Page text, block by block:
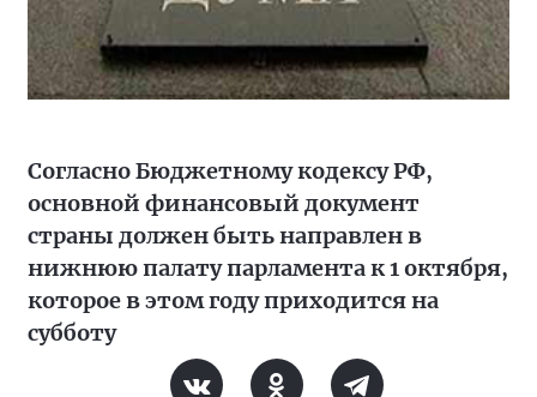
Согласно Бюджетному кодексу РФ,
основной финансовый документ
страны должен быть направлен в
нижнюю палату парламента к 1 октября,
которое в этом году приходится на
субботу